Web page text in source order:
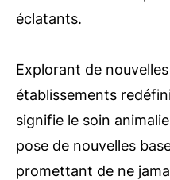
éclatants.
Explorant de
établissements
signifie le soin
pose de nouvelles
promettant de ne